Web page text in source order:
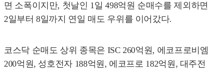
면 소폭이지만, 첫날인 1일 498억원 순매수를 제외하면
2일부터 8일까지 연일 매도 우위를 이어갔다.
코스닥 순매도 상위 종목은 ISC 260억원, 에코프로비엠
200억원, 성호전자 188억원, 에코프로 182억원, 대주전